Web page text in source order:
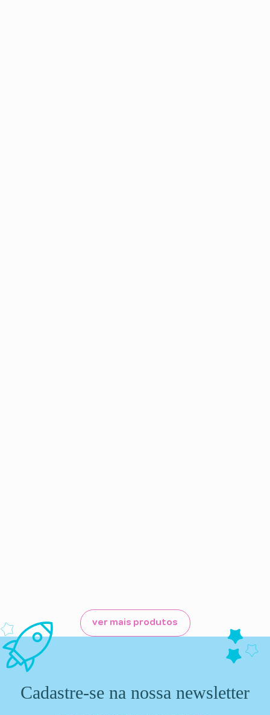
Cadastre-se na nossa newsletter